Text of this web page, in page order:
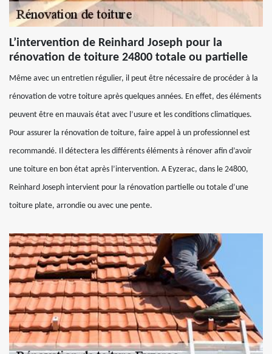
L’intervention de Reinhard Joseph pour la
rénovation de toiture 24800 totale ou partielle
Même avec un entretien régulier, il peut être nécessaire de procéder à la
rénovation de votre toiture après quelques années. En effet, des éléments
peuvent être en mauvais état avec l’usure et les conditions climatiques.
Pour assurer la rénovation de toiture, faire appel à un professionnel est
recommandé. Il détectera les différents éléments à rénover afin d’avoir
une toiture en bon état après l’intervention. A Eyzerac, dans le 24800,
Reinhard Joseph intervient pour la rénovation partielle ou totale d’une
toiture plate, arrondie ou avec une pente.